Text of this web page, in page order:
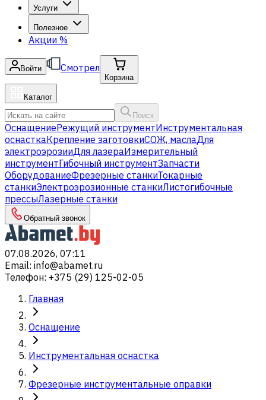
Услуги
Полезное
Акции %
Войти Смотрел
Корзина
Каталог
Поиск
ОснащениеРежущий инструментИнструментальная
оснасткаКрепление заготовкиСОЖ, маслаДля
электроэрозииДля лазераИзмерительный
инструментГибочный инструментЗапчасти
ОборудованиеФрезерные станкиТокарные
станкиЭлектроэрозионные станкиЛистогибочные
прессыЛазерные станки
Обратный звонок
07.08.2026, 07:11
Email: info@abamet.ru
Телефон: +375 (29) 125-02-05
Главная
Оснащение
Инструментальная оснастка
Фрезерные инструментальные оправки